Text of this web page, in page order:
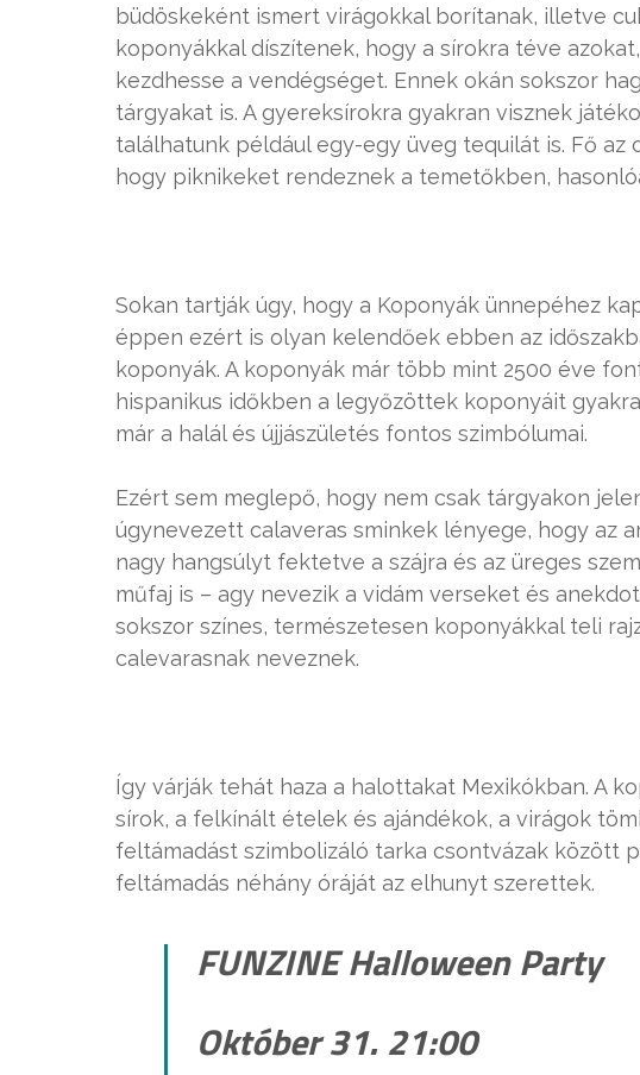
büdöskeként ismert virágokkal borítanak, illetve
koponyákkal díszítenek, hogy a sírokra téve
kezdhesse a vendégséget. Ennek okán sokszor
tárgyakat is. A gyereksírokra gyakran visznek
találhatunk például egy-egy üveg tequilát is. Fő az
hogy piknikeket rendeznek a temetőkben,
Sokan tartják úgy, hogy a Koponyák ünnepéhez
éppen ezért is olyan kelendőek ebben az
koponyák. A koponyák már több mint 2500 éve
hispanikus időkben a legyőzöttek koponyáit
már a halál és újjászületés fontos szimbólumai.
Ezért sem meglepő, hogy nem csak tárgyakon
úgynevezett calaveras sminkek lényege, hogy az
nagy hangsúlyt fektetve a szájra és az üreges
műfaj is – agy nevezik a vidám verseket és
sokszor színes, természetesen koponyákkal teli
calevarasnak neveznek.
Így várják tehát haza a halottakat Mexikókban. A
sírok, a felkínált ételek és ajándékok, a virágok
feltámadást szimbolizáló tarka csontvázak között
feltámadás néhány óráját az elhunyt szerettek.
FUNZINE Halloween Party
Október 31. 21:00